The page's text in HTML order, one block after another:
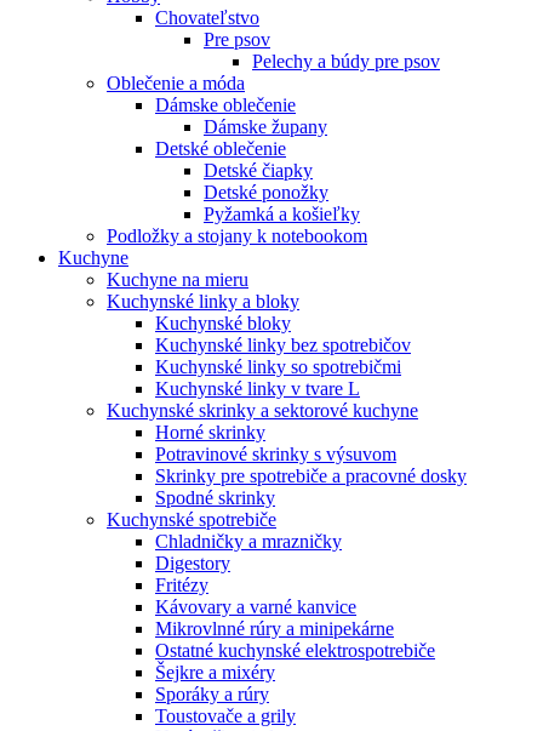
Chovateľstvo
Pre psov
Pelechy a búdy pre psov
Oblečenie a móda
Dámske oblečenie
Dámske župany
Detské oblečenie
Detské čiapky
Detské ponožky
Pyžamká a košieľky
Podložky a stojany k notebookom
Kuchyne
Kuchyne na mieru
Kuchynské linky a bloky
Kuchynské bloky
Kuchynské linky bez spotrebičov
Kuchynské linky so spotrebičmi
Kuchynské linky v tvare L
Kuchynské skrinky a sektorové kuchyne
Horné skrinky
Potravinové skrinky s výsuvom
Skrinky pre spotrebiče a pracovné dosky
Spodné skrinky
Kuchynské spotrebiče
Chladničky a mrazničky
Digestory
Fritézy
Kávovary a varné kanvice
Mikrovlnné rúry a minipekárne
Ostatné kuchynské elektrospotrebiče
Šejkre a mixéry
Sporáky a rúry
Toustovače a grily